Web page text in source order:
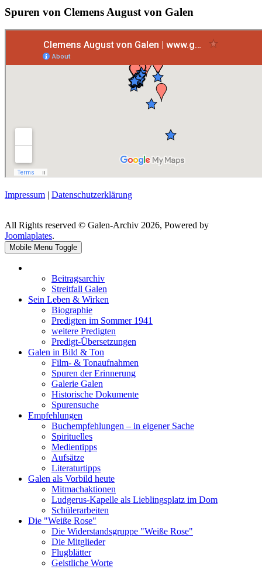
Spuren von Clemens August von Galen
Impressum | Datenschutzerklärung
All Rights reserved © Galen-Archiv 2026, Powered by
Joomlaplates.
Mobile Menu Toggle
Beitragsarchiv
Streitfall Galen
Sein Leben & Wirken
Biographie
Predigten im Sommer 1941
weitere Predigten
Predigt-Übersetzungen
Galen in Bild & Ton
Film- & Tonaufnahmen
Spuren der Erinnerung
Galerie Galen
Historische Dokumente
Spurensuche
Empfehlungen
Buchempfehlungen – in eigener Sache
Spirituelles
Medientipps
Aufsätze
Literaturtipps
Galen als Vorbild heute
Mitmachaktionen
Ludgerus-Kapelle als Lieblingsplatz im Dom
Schülerarbeiten
Die "Weiße Rose"
Die Widerstandsgruppe "Weiße Rose"
Die Mitglieder
Flugblätter
Geistliche Worte